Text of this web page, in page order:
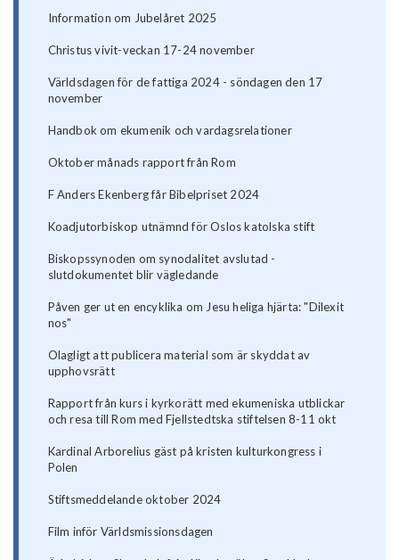
Information om Jubelåret 2025
Christus vivit-veckan 17-24 november
Världsdagen för de fattiga 2024 - söndagen den 17
november
Handbok om ekumenik och vardagsrelationer
Oktober månads rapport från Rom
F Anders Ekenberg får Bibelpriset 2024
Koadjutorbiskop utnämnd för Oslos katolska stift
Biskopssynoden om synodalitet avslutad -
slutdokumentet blir vägledande
Påven ger ut en encyklika om Jesu heliga hjärta: "Dilexit
nos"
Olagligt att publicera material som är skyddat av
upphovsrätt
Rapport från kurs i kyrkorätt med ekumeniska utblickar
och resa till Rom med Fjellstedtska stiftelsen 8-11 okt
Kardinal Arborelius gäst på kristen kulturkongress i
Polen
Stiftsmeddelande oktober 2024
Film inför Världsmissionsdagen